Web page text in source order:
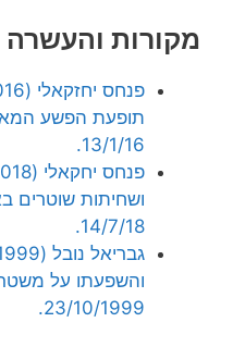
מקורות והעשרה
תופעת הפשע
13/1/16.
ושחיתות שוטרים
14/7/18.
והשפעתו על
23/10/1999.